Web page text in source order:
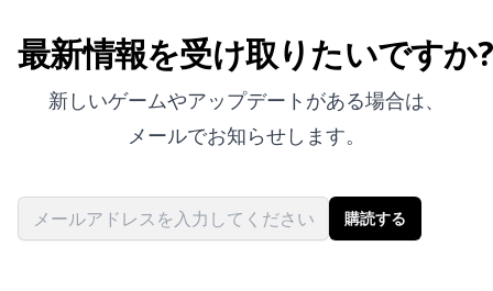
最新情報を受け取りたいですか?
新しいゲームやアップデートがある場合は、
メールでお知らせします。
Email address 購読する